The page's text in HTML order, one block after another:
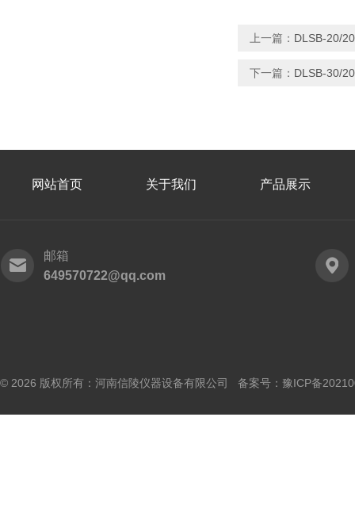
上一篇： DLSB-20/
下一篇： DLSB-30/
网站首页 关于我们 产品展示
邮箱
649570722@qq.com
© 2026 版权所有：河南信陵仪器设备有限公司 备案号： 豫ICP备